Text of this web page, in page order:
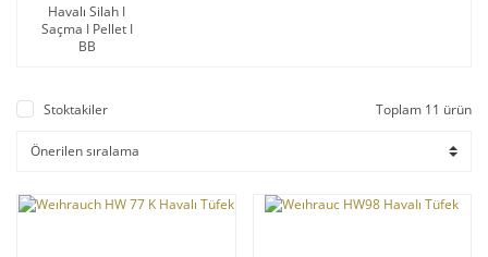
Havalı Silah I
Saçma I Pellet I
BB
Stoktakiler Toplam 11 ürün